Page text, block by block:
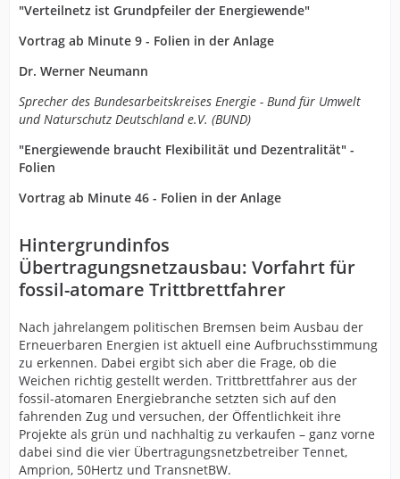
"Verteilnetz ist Grundpfeiler der Energiewende"
Vortrag ab Minute 9 - Folien in der Anlage
Dr. Werner Neumann
Sprecher des Bundesarbeitskreises Energie - Bund für Umwelt
und Naturschutz Deutschland e.V. (BUND)
"Energiewende braucht Flexibilität und Dezentralität" -
Folien
Vortrag ab Minute 46 - Folien in der Anlage
Hintergrundinfos
Übertragungsnetzausbau: Vorfahrt für
fossil-atomare Trittbrettfahrer
Nach jahrelangem politischen Bremsen beim Ausbau der
Erneuerbaren Energien ist aktuell eine Aufbruchsstimmung
zu erkennen. Dabei ergibt sich aber die Frage, ob die
Weichen richtig gestellt werden. Trittbrettfahrer aus der
fossil-atomaren Energiebranche setzten sich auf den
fahrenden Zug und versuchen, der Öffentlichkeit ihre
Projekte als grün und nachhaltig zu verkaufen – ganz vorne
dabei sind die vier Übertragungsnetzbetreiber Tennet,
Amprion, 50Hertz und TransnetBW.